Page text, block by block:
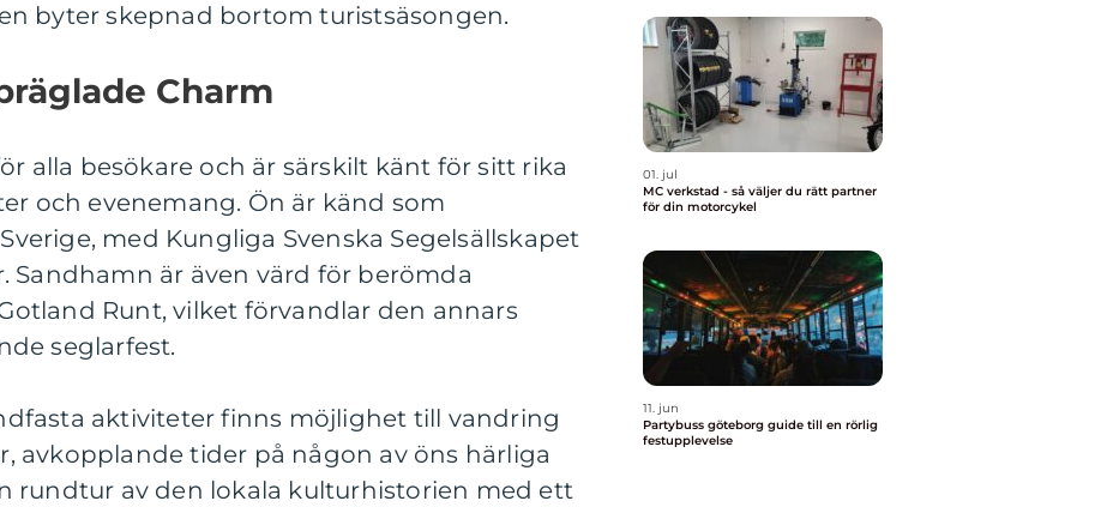
byter skepnad bortom turistsäsongen.
Charm
alla besökare och är särskilt känt för sitt rika
och evenemang. Ön är känd som
med Kungliga Svenska Segelsällskapet
Sandhamn är även värd för berömda
Runt, vilket förvandlar den annars
seglarfest.
aktiviteter finns möjlighet till vandring
avkopplande tider på någon av öns härliga
rundtur av den lokala kulturhistorien med ett
01. jul
MC verkstad - så väljer du rätt partner
för din motorcykel
11. jun
Partybuss göteborg guide till en rörlig
festupplevelse